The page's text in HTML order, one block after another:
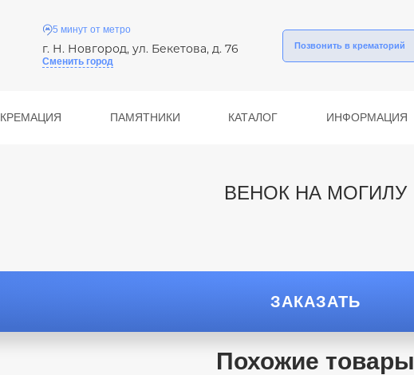
5 минут от метро
г. Н. Новгород, ул. Бекетова, д. 76
Сменить город
Позвонить в крематорий
КРЕМАЦИЯ ПАМЯТНИКИ КАТАЛОГ ИНФОРМАЦИЯ
ВЕНОК НА МОГИЛУ
ЗАКАЗАТЬ
Похожие товары